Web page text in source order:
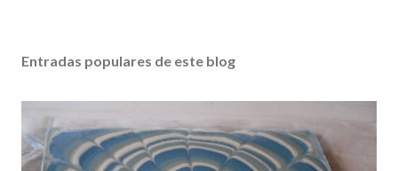
Entradas populares de este blog